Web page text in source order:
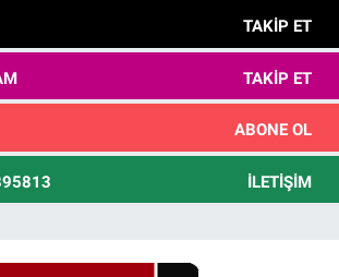
TAKIP ET
TAKIP ET
ABONE OL
İLETIŞIM